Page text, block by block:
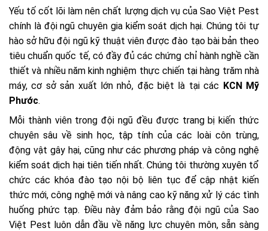
Yếu tố cốt lõi làm nên chất lượng dịch vụ của Sao Việt Pest
chính là đội ngũ chuyên gia kiểm soát dịch hại. Chúng tôi tự
hào sở hữu đội ngũ kỹ thuật viên được đào tạo bài bản theo
tiêu chuẩn quốc tế, có đầy đủ các chứng chỉ hành nghề cần
thiết và nhiều năm kinh nghiệm thực chiến tại hàng trăm nhà
máy, cơ sở sản xuất lớn nhỏ, đặc biệt là tại các KCN Mỹ
Phước.
Mỗi thành viên trong đội ngũ đều được trang bị kiến thức
chuyên sâu về sinh học, tập tính của các loài côn trùng,
động vật gây hại, cũng như các phương pháp và công nghệ
kiểm soát dịch hại tiên tiến nhất. Chúng tôi thường xuyên tổ
chức các khóa đào tạo nội bộ liên tục để cập nhật kiến
thức mới, công nghệ mới và nâng cao kỹ năng xử lý các tình
huống phức tạp. Điều này đảm bảo rằng đội ngũ của Sao
Việt Pest luôn dẫn đầu về năng lực chuyên môn, sẵn sàng